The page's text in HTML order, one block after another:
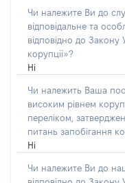
Чи належите Ви до
відповідальне та
відповідно до Закону
корупції»?
Ні
Чи належить Ваша
високим рівнем
переліком,
питань запобігання
Ні
Чи належите Ви до